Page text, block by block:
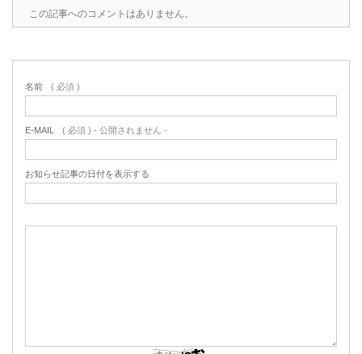
この記事へのコメントはありません。
名前 ( 必須 )
E-MAIL ( 必須 ) - 公開されません -
お知らせ記事の日付を表示する